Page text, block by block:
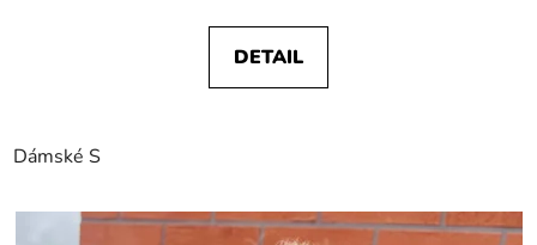
DETAIL
Dámské S